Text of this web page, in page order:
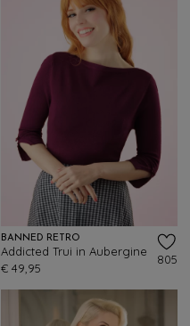
BANNED RETRO
Addicted Trui in Aubergine
€ 49,95
805